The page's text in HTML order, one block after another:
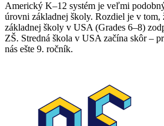
Americký K–12 systém je veľmi
úrovni základnej školy. Rozdiel je v tom,
základnej školy v USA (Grades 6–8)
ZŠ. Stredná škola v USA začína skôr –
nás ešte 9. ročník.